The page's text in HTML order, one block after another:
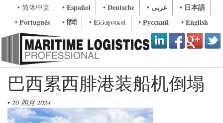
• 简体中文 • Español • Deutsche • عربى
• 日本語
• Português
• हिंदी • Ελληνικά • Русский • English
巴西累西腓港装船机倒塌
• 20 四月 2024